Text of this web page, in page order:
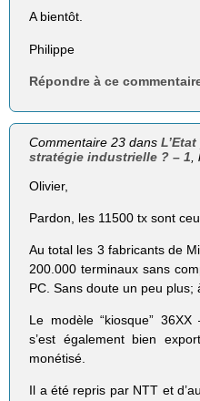
A bientôt.
Philippe
Répondre à ce
Commentaire 23 dans
stratégie industrielle ? – 1
Olivier,
Pardon, les 11500 tx sont
Au total les 3 fabricants de
200.000 terminaux sans
PC. Sans doute un peu plus;
Le modèle “kiosque”
s’est également bien
monétisé.
Il a été repris par NTT et